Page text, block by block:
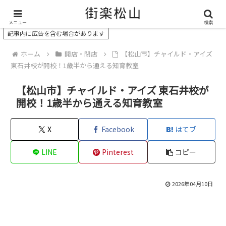
＼ 松山の街を“オモシロク”する地域情報メディア ／
記事内に広告を含む場合があります
ホーム 開店・閉店
【松山市】チャイルド・アイズ
東石井校が開校！1歳半から通える知育教室
【松山市】チャイルド・アイズ 東石井校が
開校！1歳半から通える知育教室
X Facebook はてブ
LINE Pinterest コピー
2026年04月10日
メニュー 検索